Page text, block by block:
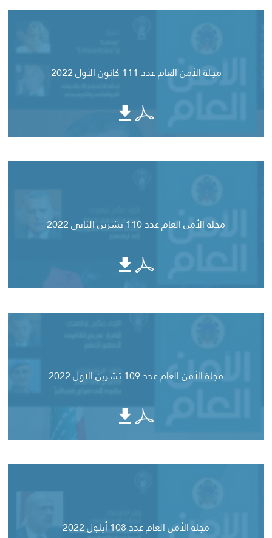
مجلة الأمن العام عدد 111 كانون الأول 2022
مجلة الأمن العام عدد 110 تشرين الثاني 2022
مجلة الأمن العام عدد 109 تشرين الاول 2022
مجلة الأمن العام عدد 108 أيلول 2022